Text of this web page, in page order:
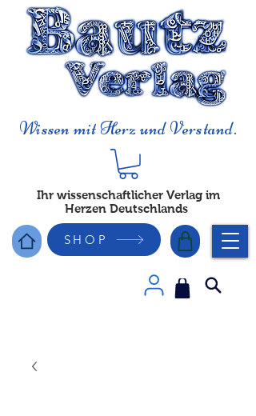
Wissen mit Herz und Verstand.
Ihr wissenschaftlicher Verlag im
Herzen Deutschlands
SHOP